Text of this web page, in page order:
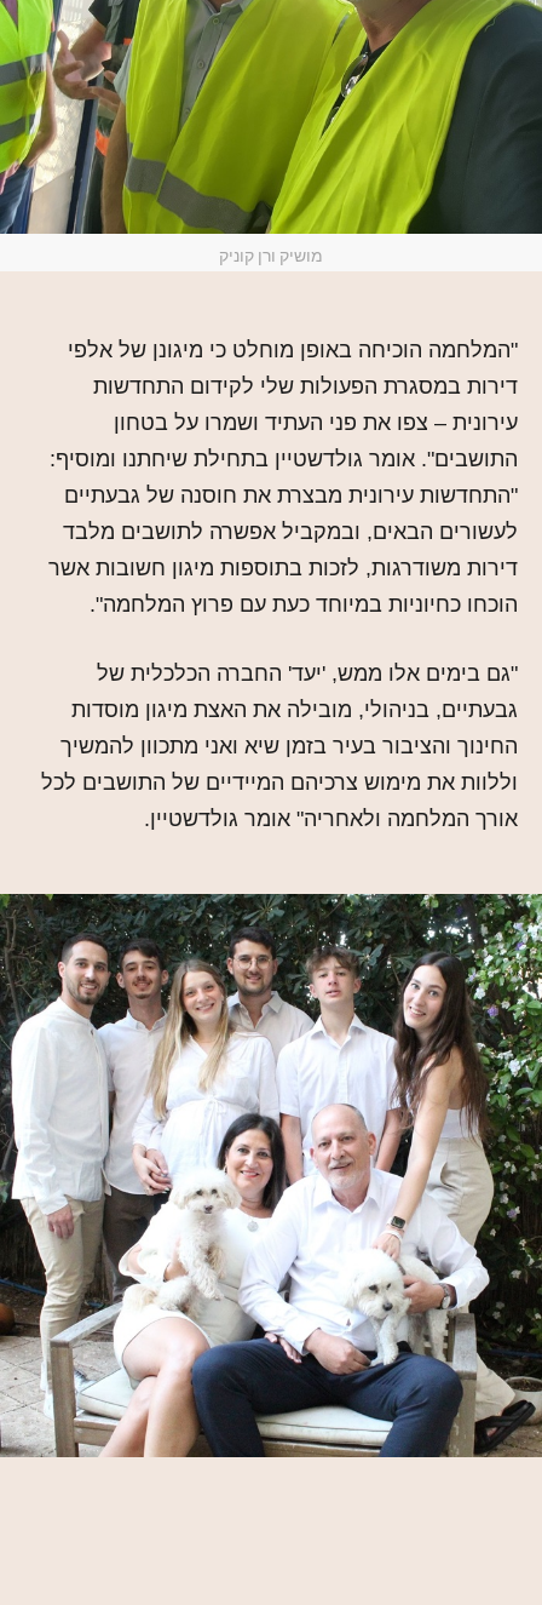
מושיק ורן קוניק
"המלחמה הוכיחה באופן מוחלט כי מיגונן של אלפי
דירות במסגרת הפעולות שלי לקידום התחדשות
עירונית – צפו את פני העתיד ושמרו על בטחון
התושבים". אומר גולדשטיין בתחילת שיחתנו ומוסיף:
"התחדשות עירונית מבצרת את חוסנה של גבעתיים
לעשורים הבאים, ובמקביל אפשרה לתושבים מלבד
דירות משודרגות, לזכות בתוספות מיגון חשובות אשר
הוכחו כחיוניות במיוחד כעת עם פרוץ המלחמה".
"גם בימים אלו ממש, 'יעד' החברה הכלכלית של
גבעתיים, בניהולי, מובילה את האצת מיגון מוסדות
החינוך והציבור בעיר בזמן שיא ואני מתכוון להמשיך
וללוות את מימוש צרכיהם המיידיים של התושבים לכל
אורך המלחמה ולאחריה" אומר גולדשטיין.